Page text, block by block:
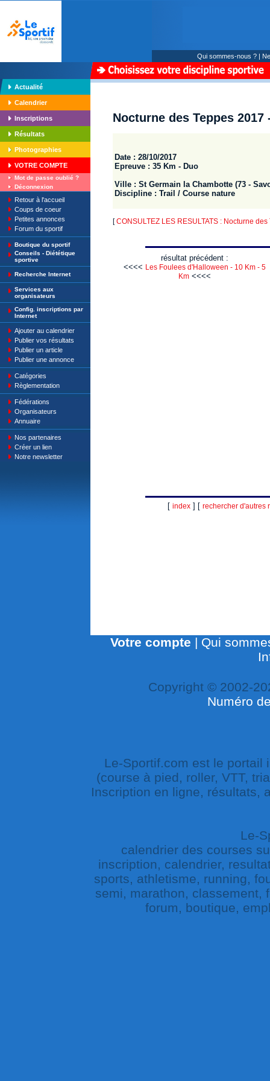
Qui sommes-nous ? |
Actualité
Calendrier
Inscriptions
Résultats
Photographies
VOTRE COMPTE
Mot de passe oublié ?
Déconnexion
Retour à l'accueil
Coups de coeur
Petites annonces
Forum du sportif
Boutique du sportif
Conseils - Diététique
sportive
Recherche Internet
Services aux
organisateurs
Config. inscriptions par
Internet
Ajouter au calendrier
Publier vos résultats
Publier un article
Publier une annonce
Catégories
Règlementation
Fédérations
Organisateurs
Annuaire
Nos partenaires
Créer un lien
Notre newsletter
Nocturne des Teppes 2017
Date : 28/10/2017
Epreuve : 35 Km - Duo
Ville : St Germain la Chambotte (73 -
Discipline : Trail / Course nature
[CONSULTEZ LES RESULTATS : Nocturne des
résultat précédent :
<<<< Les Foulees d'Halloween - 10 Km - 5
Km <<<<
[ index] [ rechercher d'autres
Votre compte | Qui
Copyright © 2002-
Numéro
Le-Sportif.com est le portail
(course à pied, roller, VTT,
Inscription en ligne, résultats,
Le-
calendrier des courses
inscription, calendrier,
sports, athletisme, running,
semi, marathon, classement,
forum, boutique,